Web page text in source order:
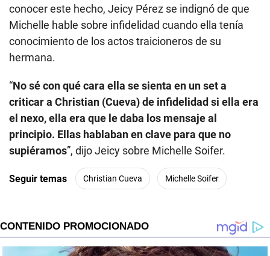
conocer este hecho, Jeicy Pérez se indignó de que
Michelle hable sobre infidelidad cuando ella tenía
conocimiento de los actos traicioneros de su
hermana.
“No sé con qué cara ella se sienta en un set a
criticar a Christian (Cueva) de infidelidad si ella era
el nexo, ella era que le daba los mensaje al
principio. Ellas hablaban en clave para que no
supiéramos”, dijo Jeicy sobre Michelle Soifer.
Seguir temas Christian Cueva Michelle Soifer